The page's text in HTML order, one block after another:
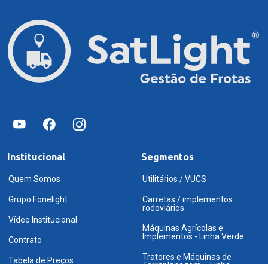
Institucional
Quem Somos
Grupo Fonelight
Vídeo Institucional
Contrato
Tabela de Preços
Segmentos
Utilitários / VUCS
Carretas / implementos
rodoviários
Máquinas Agrícolas e
Implementos - Linha Verde
Tratores e Máquinas de